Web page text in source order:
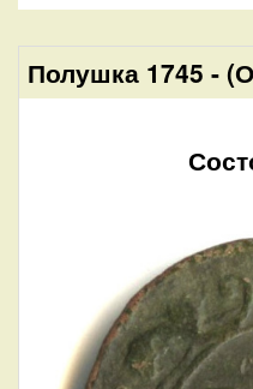
Полушка 1745 -